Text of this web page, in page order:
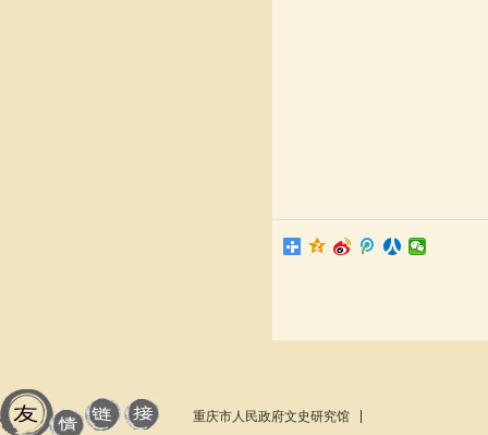
重庆市人民政府文史研究馆